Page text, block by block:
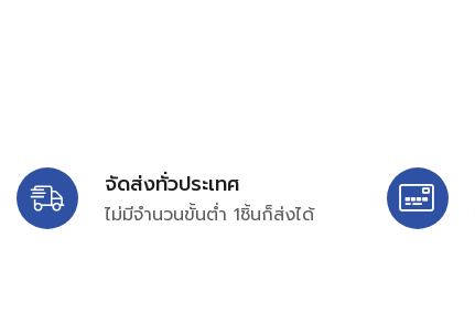
จัดส่งทั่วประเทศ
ไม่มีจำนวนขั้นต่ำ 1ชิ้นก็ส่งได้